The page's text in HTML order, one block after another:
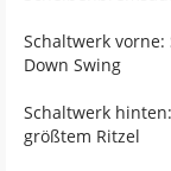
Schaltwerk vorne:
Down Swing
Schaltwerk
größtem Ritzel